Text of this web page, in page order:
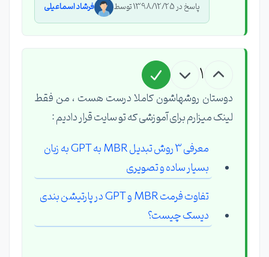
پاسخ در 1398/12/25 توسط فرشاد اسماعیلی
1
دوستان روشهاشون کاملا درست هست ، من فقط
لینک میزارم برای آموزشی که تو سایت قرار دادیم :
معرفی 3 روش تبدیل MBR به GPT به زبان
بسیار ساده و تصویری
تفاوت فرمت MBR و GPT در پارتیشن بندی
دیسک چیست؟